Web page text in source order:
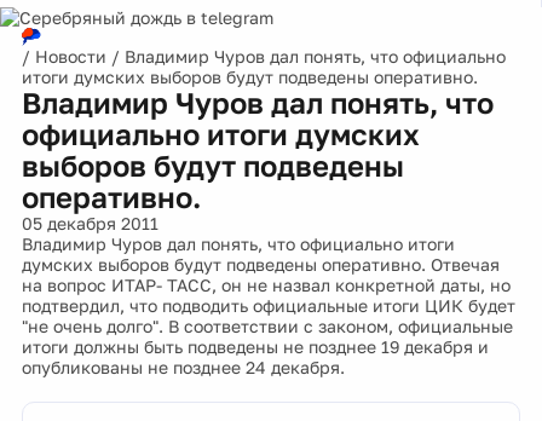
/ Новости / Владимир Чуров дал понять, что официально
итоги думских выборов будут подведены оперативно.
Владимир Чуров дал понять, что
официально итоги думских
выборов будут подведены
оперативно.
05 декабря 2011
Владимир Чуров дал понять, что официально итоги
думских выборов будут подведены оперативно. Отвечая
на вопрос ИТАР- ТАСС, он не назвал конкретной даты, но
подтвердил, что подводить официальные итоги ЦИК будет
"не очень долго". В соответствии с законом, официальные
итоги должны быть подведены не позднее 19 декабря и
опубликованы не позднее 24 декабря.